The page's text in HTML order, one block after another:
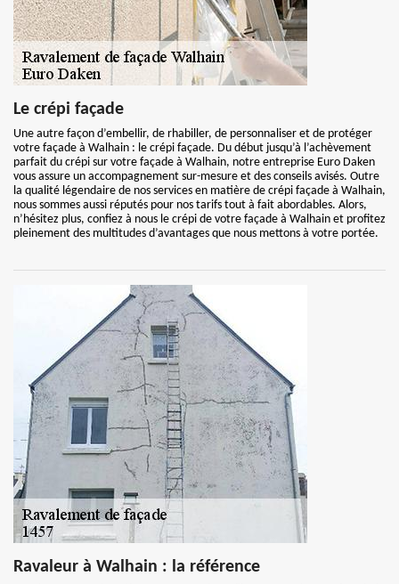
Le crépi façade
Une autre façon d’embellir, de rhabiller, de personnaliser et de protéger
votre façade à Walhain : le crépi façade. Du début jusqu’à l’achèvement
parfait du crépi sur votre façade à Walhain, notre entreprise Euro Daken
vous assure un accompagnement sur-mesure et des conseils avisés. Outre
la qualité légendaire de nos services en matière de crépi façade à Walhain,
nous sommes aussi réputés pour nos tarifs tout à fait abordables. Alors,
n’hésitez plus, confiez à nous le crépi de votre façade à Walhain et profitez
pleinement des multitudes d’avantages que nous mettons à votre portée.
Ravaleur à Walhain : la référence